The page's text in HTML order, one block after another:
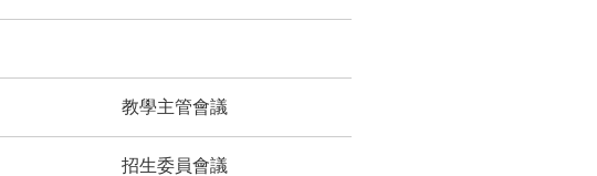
教學主管會議
招生委員會議